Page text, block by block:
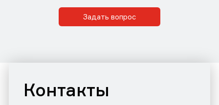
Задать вопрос
Контакты